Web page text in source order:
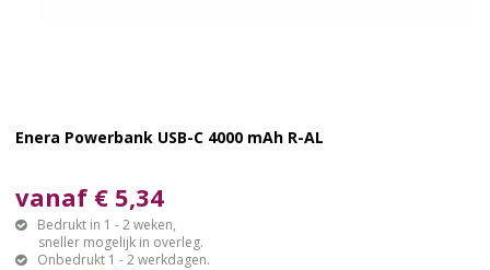
Enera Powerbank USB-C 4000 mAh R-AL
vanaf € 5,34
Bedrukt in 1 - 2 weken,
sneller mogelijk in overleg.
Onbedrukt 1 - 2 werkdagen.